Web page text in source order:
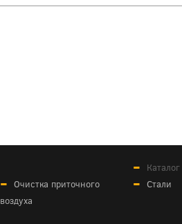
Очистка приточного
воздуха
Стали